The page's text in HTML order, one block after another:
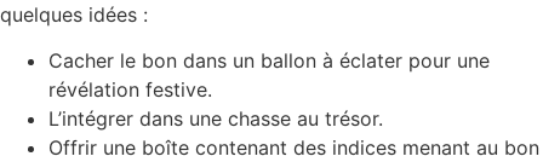
quelques idées :
Cacher le bon dans un ballon à éclater pour une
révélation festive.
L’intégrer dans une chasse au trésor.
Offrir une boîte contenant des indices menant au bon